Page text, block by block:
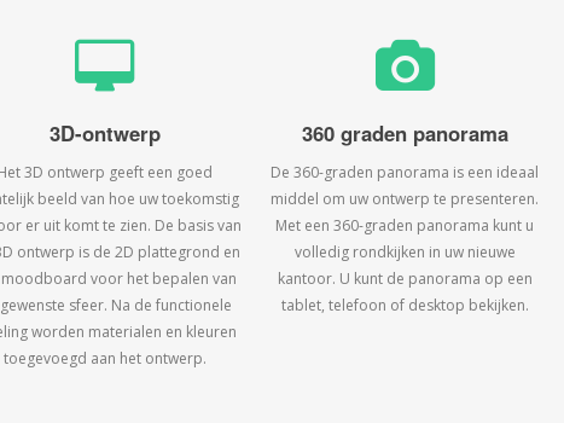
3D-ontwerp
3D ontwerp geeft een goed
beeld van hoe uw toekomstig
er uit komt te zien. De basis van
ontwerp is de 2D plattegrond en
moodboard voor het bepalen van
sfeer. Na de functionele
worden materialen en kleuren
toegevoegd aan het ontwerp.
360 graden panorama
De 360-graden panorama is een ideaal
middel om uw ontwerp te presenteren.
Met een 360-graden panorama kunt u
volledig rondkijken in uw nieuwe
kantoor. U kunt de panorama op een
tablet, telefoon of desktop bekijken.